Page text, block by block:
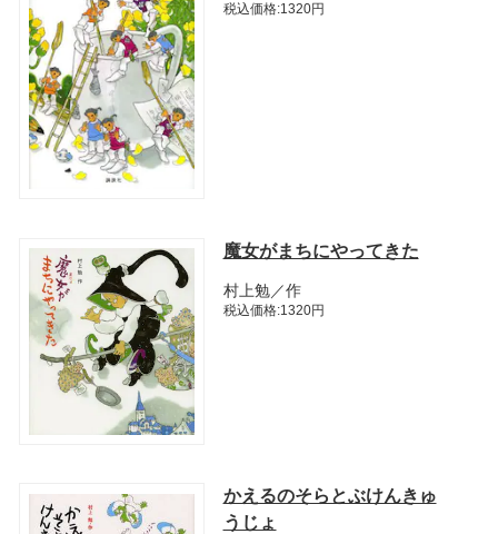
税込価格:1320円
魔女がまちにやってきた
村上勉／作
税込価格:1320円
かえるのそらとぶけんきゅ
うじょ